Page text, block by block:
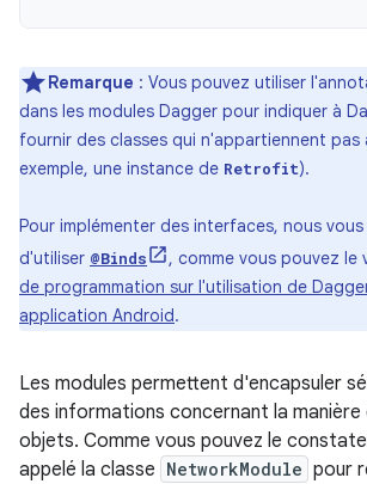
Remarque : Vous pouvez utiliser
dans les modules Dagger pour indiquer à
fournir des classes qui n'appartiennent
exemple, une instance de Retrofit).
Pour implémenter des interfaces, nous
d'utiliser @Binds , comme vous pouvez le
de programmation sur l'utilisation de
application Android.
Les modules permettent d'encapsuler
des informations concernant la manière
objets. Comme vous pouvez le
appelé la classe NetworkModule pour